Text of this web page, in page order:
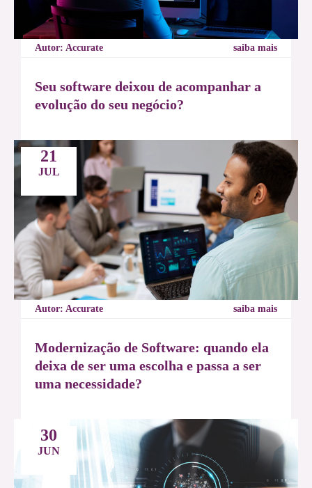
Autor: Accurate saiba mais
Seu software deixou de acompanhar a
evolução do seu negócio?
21
JUL
Autor: Accurate saiba mais
Modernização de Software: quando ela
deixa de ser uma escolha e passa a ser
uma necessidade?
30
JUN